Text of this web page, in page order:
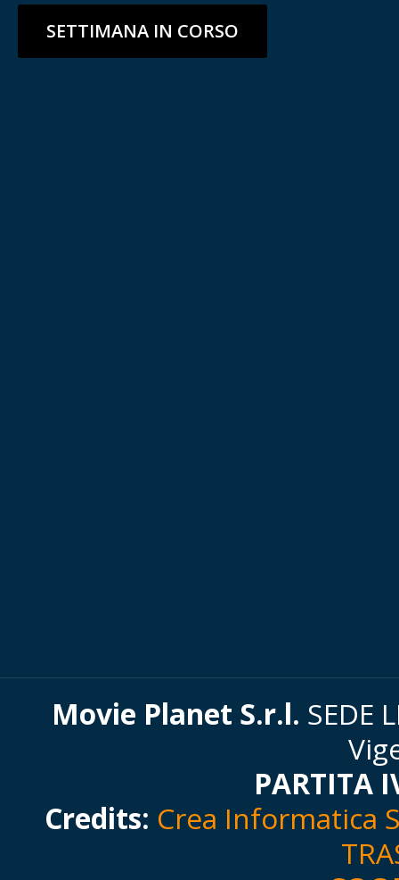
SETTIMANA IN CORSO
Movie Planet S.r.l. SEDE
PARTITA
Credits: Crea Informatica